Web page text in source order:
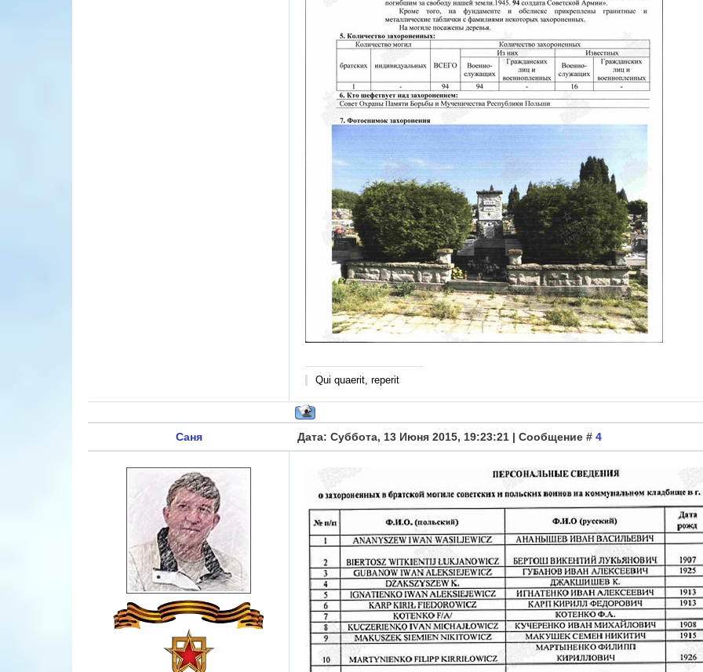
Qui quaerit, reperit
Саня Дата: Суббота, 13 Июня 2015, 19:23:21 | Сообщение # 4